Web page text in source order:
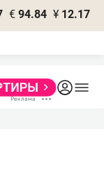
€ 94.84 ¥ 12.17